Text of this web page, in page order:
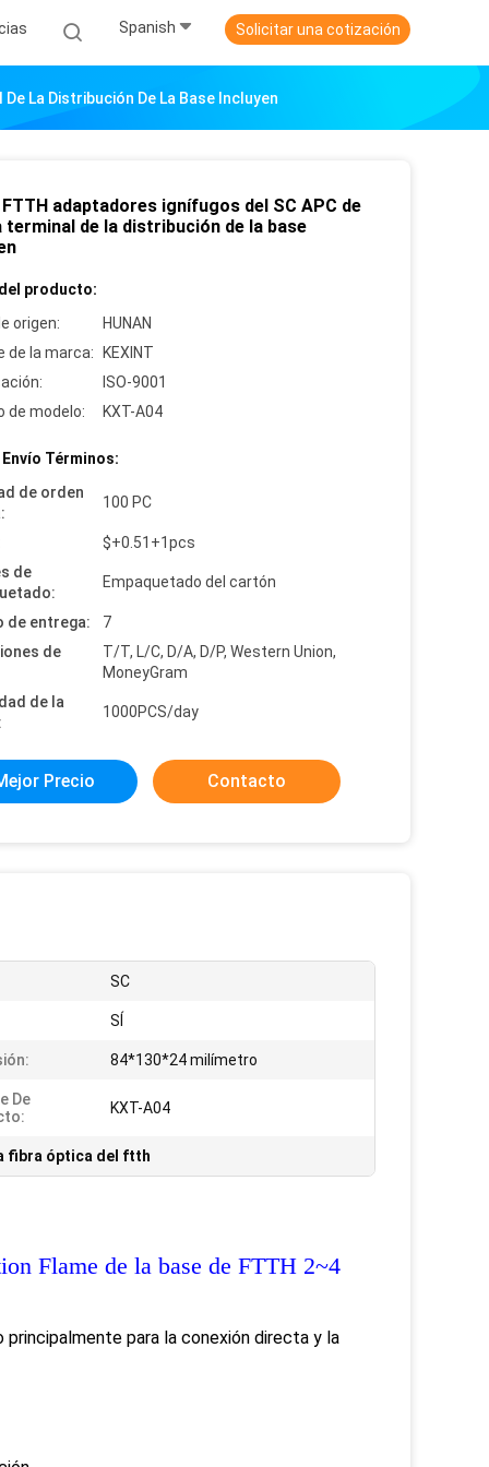
Spanish Solicitar una cotización
La Distribución De La Base Incluyen
adaptadores ignífugos del SC APC de
terminal de la distribución de la base
producto:
origen:
HUNAN
de la marca:
KEXINT
ISO-9001
de modelo:
KXT-A04
Envío Términos:
de orden
100 PC
$+0.51+1pcs
de
Empaquetado del cartón
de entrega:
7
de
T/T, L/C, D/A, D/P, Western Union,
MoneyGram
de la
1000PCS/day
Precio Contacto
SC
SÍ
84*130*24 milímetro
De
KXT-A04
fibra óptica del ftth
Flame de la base de FTTH 2~4
para la conexión directa y la